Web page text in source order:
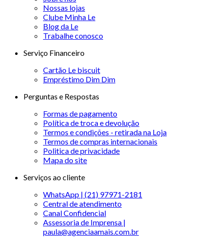
Nossas lojas
Clube Minha Le
Blog da Le
Trabalhe conosco
Serviço Financeiro
Cartão Le biscuit
Empréstimo Dim Dim
Perguntas e Respostas
Formas de pagamento
Política de troca e devolução
Termos e condições - retirada na Loja
Termos de compras internacionais
Politica de privacidade
Mapa do site
Serviços ao cliente
WhatsApp | (21) 97971-2181
Central de atendimento
Canal Confidencial
Assessoria de Imprensa |
paula@agenciaamais.com.br